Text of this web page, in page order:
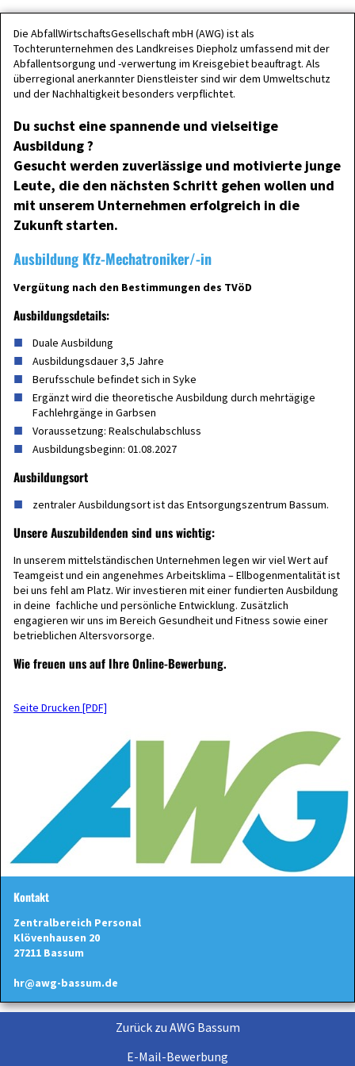
Kontakt
Zentralbereich Personal
Klövenhausen 20
27211 Bassum
hr@awg-bassum.de
Die AbfallWirtschaftsGesellschaft mbH (AWG) ist als
Tochterunternehmen des Landkreises Diepholz umfassend mit der
Abfallentsorgung und -verwertung im Kreisgebiet beauftragt. Als
überregional anerkannter Dienstleister sind wir dem Umweltschutz
und der Nachhaltigkeit besonders verpflichtet.
Du suchst eine spannende und vielseitige
Ausbildung ?
Gesucht werden zuverlässige und motivierte junge
Leute, die den nächsten Schritt gehen wollen und
mit unserem Unternehmen erfolgreich in die
Zukunft starten.
Ausbildung Kfz-Mechatroniker/-in
Vergütung nach den Bestimmungen des TVöD
Ausbildungsdetails:
Duale Ausbildung
Ausbildungsdauer 3,5 Jahre
Berufsschule befindet sich in Syke
Ergänzt wird die theoretische Ausbildung durch mehrtägige
Fachlehrgänge in Garbsen
Voraussetzung: Realschulabschluss
Ausbildungsbeginn: 01.08.2027
Ausbildungsort
zentraler Ausbildungsort ist das Entsorgungszentrum Bassum.
Unsere Auszubildenden sind uns wichtig:
In unserem mittelständischen Unternehmen legen wir viel Wert auf
Teamgeist und ein angenehmes Arbeitsklima – Ellbogenmentalität ist
bei uns fehl am Platz. Wir investieren mit einer fundierten Ausbildung
in deine fachliche und persönliche Entwicklung. Zusätzlich
engagieren wir uns im Bereich Gesundheit und Fitness sowie einer
betrieblichen Altersvorsorge.
Wie freuen uns auf Ihre Online-Bewerbung.
Seite Drucken [PDF]
Zurück zu AWG Bassum
E-Mail-Bewerbung